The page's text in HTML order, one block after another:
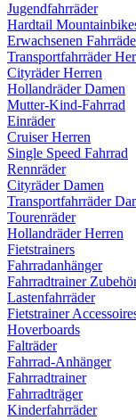
Jugendfahrräder
Hardtail
Erwachsenen
Transportfahrräder
Cityräder Herren
Hollandräder Damen
Mutter-Kind-Fahrrad
Einräder
Cruiser Herren
Single Speed Fahrrad
Rennräder
Cityräder Damen
Transportfahrräder
Tourenräder
Hollandräder Herren
Fietstrainers
Fahrradanhänger
Fahrradtrainer
Lastenfahrräder
Fietstrainer
Hoverboards
Falträder
Fahrrad-Anhänger
Fahrradtrainer
Fahrradträger
Kinderfahrräder